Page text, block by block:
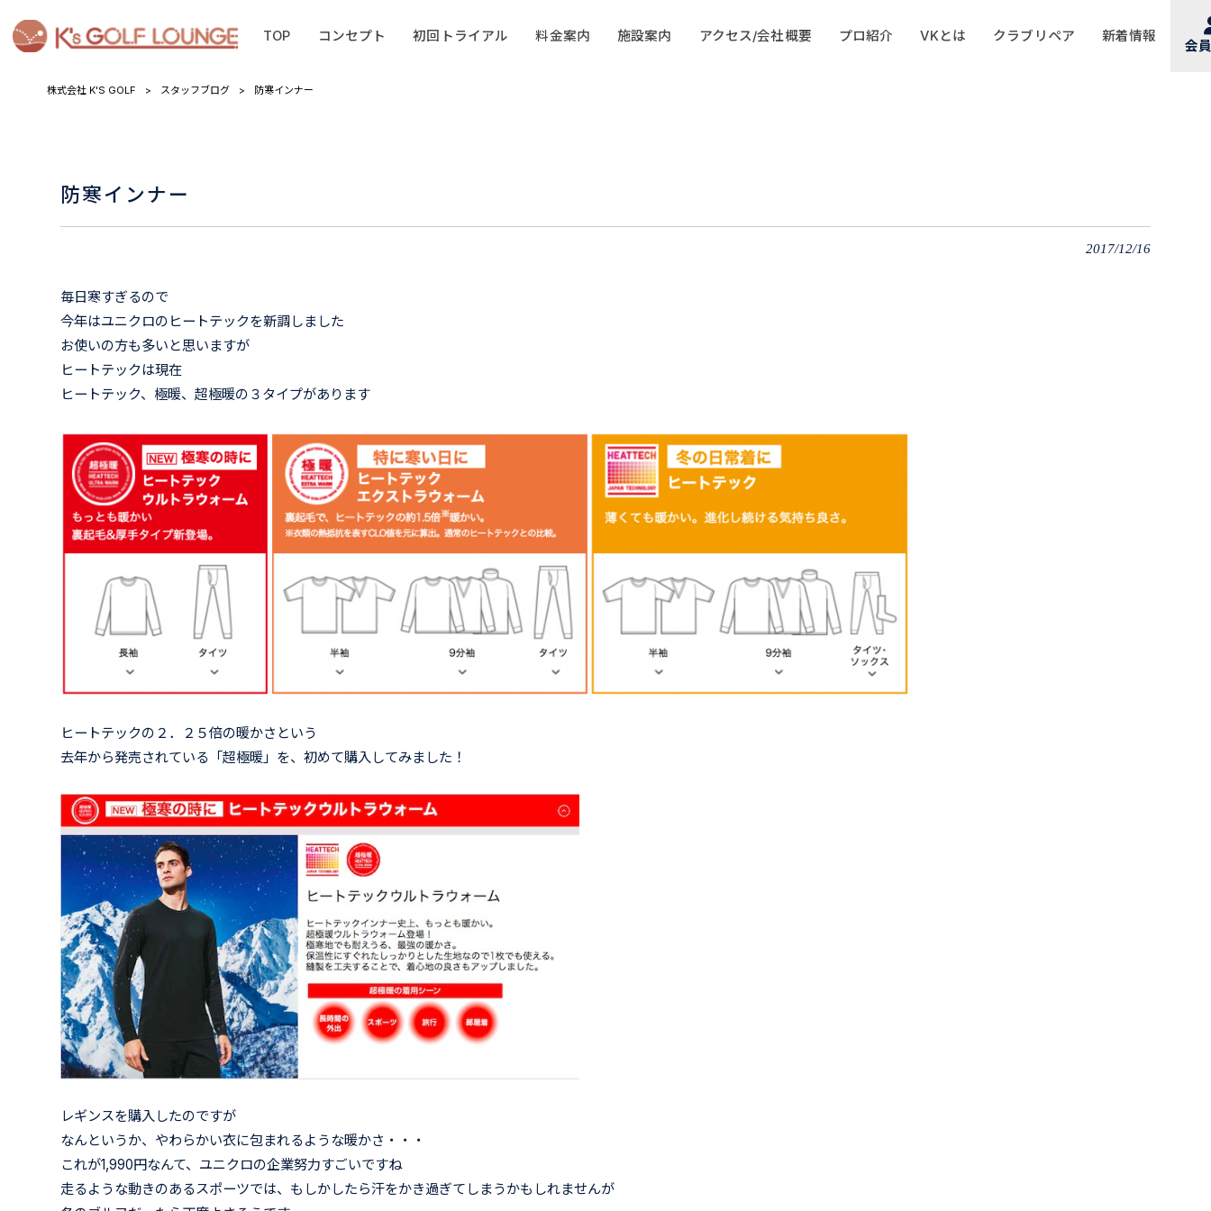
TOP コンセプト 初回トライアル 料金案内 施設案内 アクセス/会社概要 プロ紹介 VKとは クラブリペア 新着情報
会
株式会社 K'S GOLF > スタッフブログ > 防寒インナー
防寒インナー
2017/12/16
毎日寒すぎるので
今年はユニクロのヒートテックを新調しました
お使いの方も多いと思いますが
ヒートテックは現在
ヒートテック、極暖、超極暖の３タイプがあります
ヒートテックの２．２５倍の暖かさという
去年から発売されている「超極暖」を、初めて購入してみました！
レギンスを購入したのですが
なんというか、やわらかい衣に包まれるような暖かさ・・・
これが1,990円なんて、ユニクロの企業努力すごいですね
走るような動きのあるスポーツでは、もしかしたら汗をかき過ぎてしまうかもしれませんが